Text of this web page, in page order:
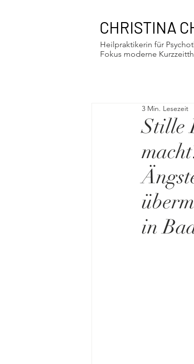
CHRISTINA
Heilpraktikerin für
Fokus moderne
Stille
in
3 Min. Lesezeit